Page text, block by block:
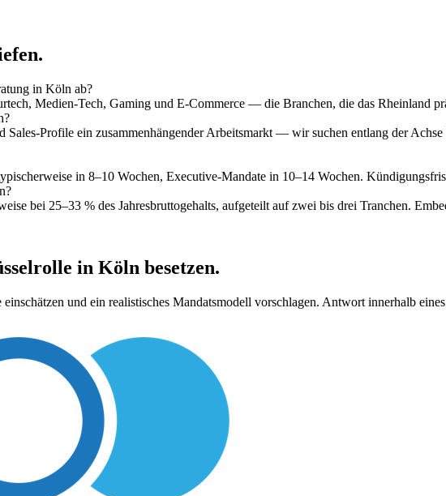
in Köln ab?
Medien-Tech, Gaming und E-Commerce — die Branchen, die das Rheinland
Sales-Profile ein zusammenhängender Arbeitsmarkt — wir suchen entlang der
in 8–10 Wochen, Executive-Mandate in 10–14 Wochen.
bei 25–33 % des Jahresbruttogehalts, aufgeteilt auf zwei bis drei Tranchen.
in Köln besetzen.
und ein realistisches Mandatsmodell vorschlagen. Antwort innerhalb